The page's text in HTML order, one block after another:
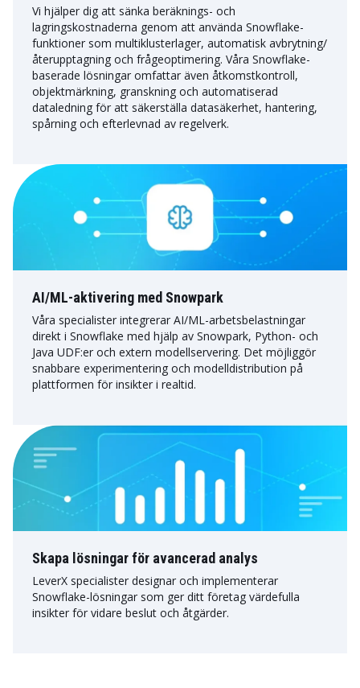
Vi hjälper dig att sänka beräknings- och
lagringskostnaderna genom att använda Snowflake-
funktioner som multiklusterlager, automatisk avbrytning/
återupptagning och frågeoptimering. Våra Snowflake-
baserade lösningar omfattar även åtkomstkontroll,
objektmärkning, granskning och automatiserad
dataledning för att säkerställa datasäkerhet, hantering,
spårning och efterlevnad av regelverk.
AI/ML-aktivering med Snowpark
Våra specialister integrerar AI/ML-arbetsbelastningar
direkt i Snowflake med hjälp av Snowpark, Python- och
Java UDF:er och extern modellservering. Det möjliggör
snabbare experimentering och modelldistribution på
plattformen för insikter i realtid.
Skapa lösningar för avancerad analys
LeverX specialister designar och implementerar
Snowflake-lösningar som ger ditt företag värdefulla
insikter för vidare beslut och åtgärder.